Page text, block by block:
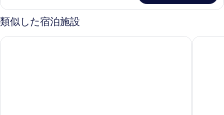
細
類似した宿泊施設
クラリオン ホテル ジレット ベスト